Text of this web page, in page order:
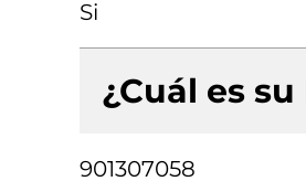
Si
¿Cuál es su
901307058